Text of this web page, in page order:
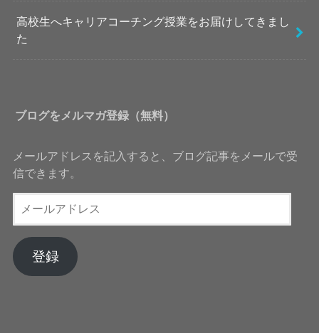
高校生へキャリアコーチング授業をお届けしてきまし
た
ブログをメルマガ登録（無料）
メールアドレスを記入すると、ブログ記事をメールで受
信できます。
ー
ア
ド
登録